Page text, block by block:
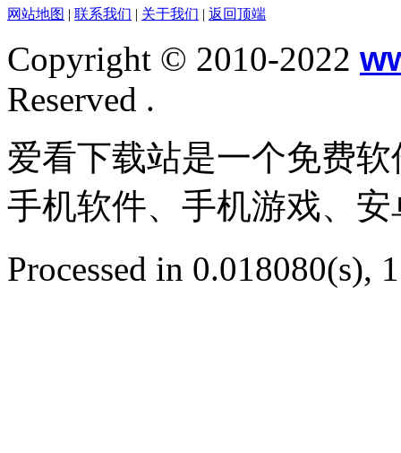
网站地图 | 联系我们 | 关于我们 | 返回顶端
Copyright © 2010-2022
Reserved .
爱看下载站是一个免费
手机软件、手机游戏、
Processed in 0.018080(s),